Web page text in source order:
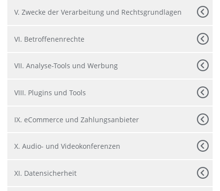
V. Zwecke der Verarbeitung und Rechtsgrundlagen
VI. Betroffenenrechte
VII. Analyse-Tools und Werbung
VIII. Plugins und Tools
IX. eCommerce und Zahlungsanbieter
X. Audio- und Videokonferenzen
XI. Datensicherheit